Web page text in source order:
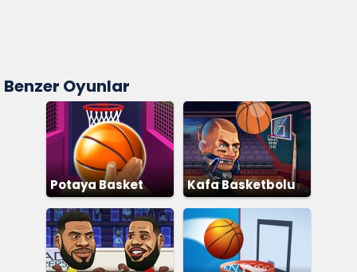
Benzer Oyunlar
Potaya Basket
Atma
Kafa Basketbolu